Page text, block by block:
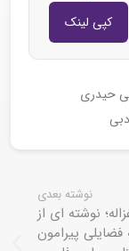
کپی لینک
حیدری
نوشته بعدی
نوشته ای از
فضایلی پیرامون